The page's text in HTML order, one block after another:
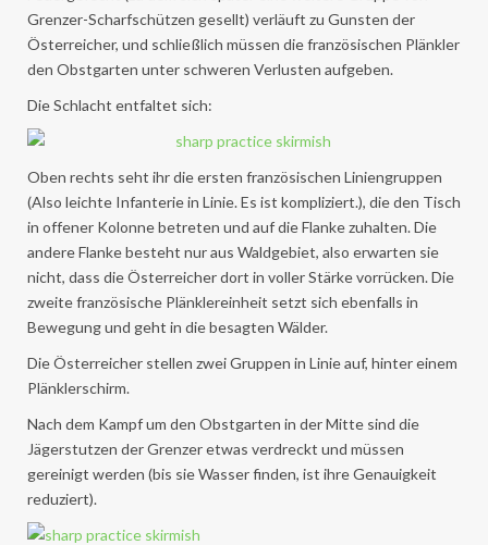
Grenzer-Scharfschützen gesellt) verläuft zu Gunsten der
Österreicher, und schließlich müssen die französischen Plänkler
den Obstgarten unter schweren Verlusten aufgeben.
Die Schlacht entfaltet sich:
Oben rechts seht ihr die ersten französischen Liniengruppen
(Also leichte Infanterie in Linie. Es ist kompliziert.), die den Tisch
in offener Kolonne betreten und auf die Flanke zuhalten. Die
andere Flanke besteht nur aus Waldgebiet, also erwarten sie
nicht, dass die Österreicher dort in voller Stärke vorrücken. Die
zweite französische Plänklereinheit setzt sich ebenfalls in
Bewegung und geht in die besagten Wälder.
Die Österreicher stellen zwei Gruppen in Linie auf, hinter einem
Plänklerschirm.
Nach dem Kampf um den Obstgarten in der Mitte sind die
Jägerstutzen der Grenzer etwas verdreckt und müssen
gereinigt werden (bis sie Wasser finden, ist ihre Genauigkeit
reduziert).